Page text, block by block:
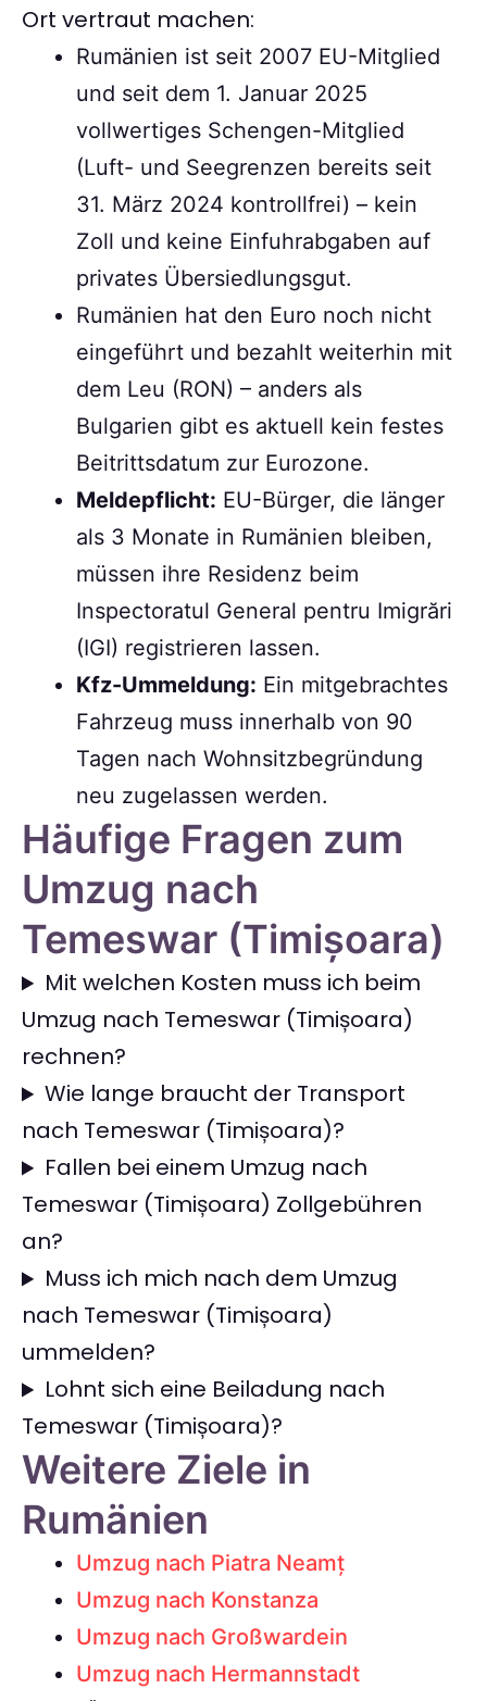
Ort vertraut machen:
Rumänien ist seit 2007 EU-Mitglied
und seit dem 1. Januar 2025
vollwertiges Schengen-Mitglied
(Luft- und Seegrenzen bereits seit
31. März 2024 kontrollfrei) – kein
Zoll und keine Einfuhrabgaben auf
privates Übersiedlungsgut.
Rumänien hat den Euro noch nicht
eingeführt und bezahlt weiterhin mit
dem Leu (RON) – anders als
Bulgarien gibt es aktuell kein festes
Beitrittsdatum zur Eurozone.
Meldepflicht: EU-Bürger, die länger
als 3 Monate in Rumänien bleiben,
müssen ihre Residenz beim
Inspectoratul General pentru Imigrări
(IGI) registrieren lassen.
Kfz-Ummeldung: Ein mitgebrachtes
Fahrzeug muss innerhalb von 90
Tagen nach Wohnsitzbegründung
neu zugelassen werden.
Häufige Fragen zum
Umzug nach
Temeswar (Timișoara)
Mit welchen Kosten muss ich beim
Umzug nach Temeswar (Timișoara)
rechnen?
Wie lange braucht der Transport
nach Temeswar (Timișoara)?
Fallen bei einem Umzug nach
Temeswar (Timișoara) Zollgebühren
an?
Muss ich mich nach dem Umzug
nach Temeswar (Timișoara)
ummelden?
Lohnt sich eine Beiladung nach
Temeswar (Timișoara)?
Weitere Ziele in
Rumänien
Umzug nach Piatra Neamț
Umzug nach Konstanza
Umzug nach Großwardein
Umzug nach Hermannstadt